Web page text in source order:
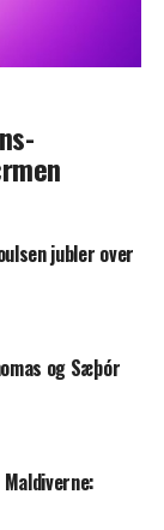
jubler over
og Sæþór